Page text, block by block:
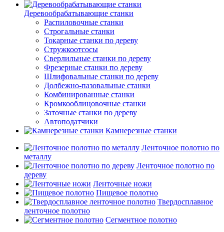
Деревообрабатывающие станки
Распиловочные станки
Строгальные станки
Токарные станки по дереву
Стружкоотсосы
Сверлильные станки по дереву
Фрезерные станки по дереву
Шлифовальные станки по дереву
Долбежно-пазовальные станки
Комбинированные станки
Кромкооблицовочные станки
Заточные станки по дереву
Автоподатчики
Камнерезные станки
Ленточное полотно по
металлу
Ленточное полотно по
дереву
Ленточные ножи
Пищевое полотно
Твердосплавное
ленточное полотно
Сегментное полотно